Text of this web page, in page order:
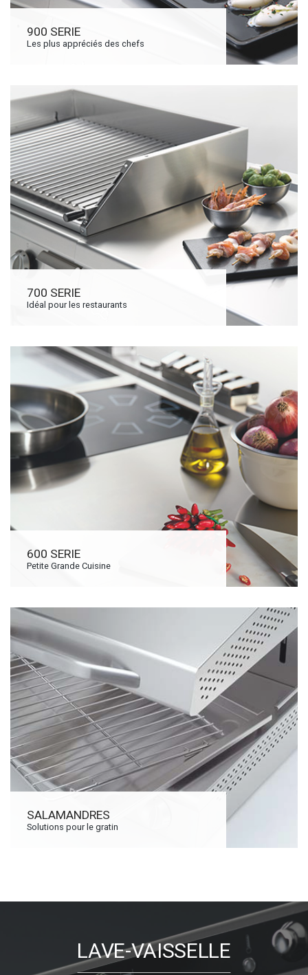
900 SERIE
Les plus appréciés des chefs
700 SERIE
Idéal pour les restaurants
600 SERIE
Petite Grande Cuisine
SALAMANDRES
Solutions pour le gratin
LAVE-VAISSELLE